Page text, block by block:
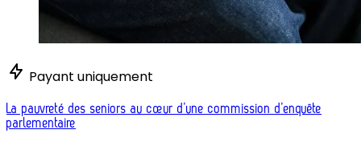
Payant uniquement
La pauvreté des seniors au cœur d’une commission d’enquête
parlementaire